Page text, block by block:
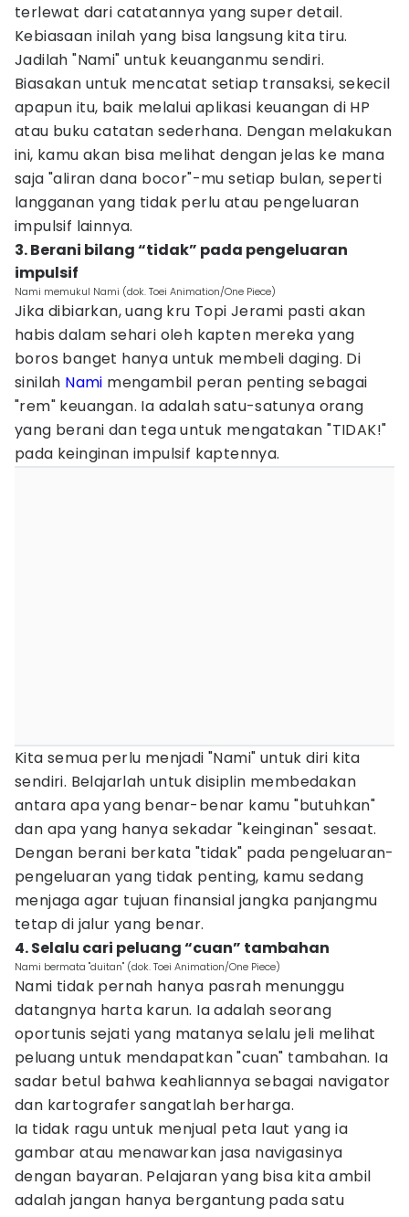
terlewat dari catatannya yang super detail.
Kebiasaan inilah yang bisa langsung kita tiru.
Jadilah "Nami" untuk keuanganmu sendiri.
Biasakan untuk mencatat setiap transaksi, sekecil
apapun itu, baik melalui aplikasi keuangan di HP
atau buku catatan sederhana. Dengan melakukan
ini, kamu akan bisa melihat dengan jelas ke mana
saja "aliran dana bocor"-mu setiap bulan, seperti
langganan yang tidak perlu atau pengeluaran
impulsif lainnya.
3. Berani bilang “tidak” pada pengeluaran
impulsif
Nami memukul Nami (dok. Toei Animation/One Piece)
Jika dibiarkan, uang kru Topi Jerami pasti akan
habis dalam sehari oleh kapten mereka yang
boros banget hanya untuk membeli daging. Di
sinilah Nami mengambil peran penting sebagai
"rem" keuangan. Ia adalah satu-satunya orang
yang berani dan tega untuk mengatakan "TIDAK!"
pada keinginan impulsif kaptennya.
Kita semua perlu menjadi "Nami" untuk diri kita
sendiri. Belajarlah untuk disiplin membedakan
antara apa yang benar-benar kamu "butuhkan"
dan apa yang hanya sekadar "keinginan" sesaat.
Dengan berani berkata "tidak" pada pengeluaran-
pengeluaran yang tidak penting, kamu sedang
menjaga agar tujuan finansial jangka panjangmu
tetap di jalur yang benar.
4. Selalu cari peluang “cuan” tambahan
Nami bermata "duitan" (dok. Toei Animation/One Piece)
Nami tidak pernah hanya pasrah menunggu
datangnya harta karun. Ia adalah seorang
oportunis sejati yang matanya selalu jeli melihat
peluang untuk mendapatkan "cuan" tambahan. Ia
sadar betul bahwa keahliannya sebagai navigator
dan kartografer sangatlah berharga.
Ia tidak ragu untuk menjual peta laut yang ia
gambar atau menawarkan jasa navigasinya
dengan bayaran. Pelajaran yang bisa kita ambil
adalah jangan hanya bergantung pada satu